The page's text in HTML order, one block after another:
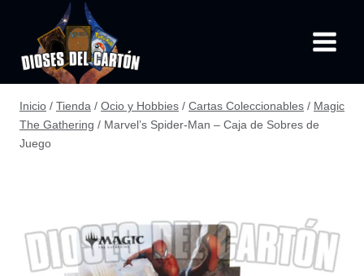
contenido
Inicio / Tienda / Ocio y Hobbies / Cartas Coleccionables / Magic
The Gathering / Marvel’s Spider-Man – Caja de Sobres de
Juego